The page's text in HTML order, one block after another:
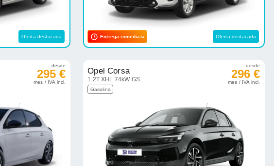
Oferta destacada Entrega inmediata Oferta destacada
desde
295 €
mes / IVA incl.
Opel Corsa
1.2T XHL 74kW GS
Gasolina
desde
296 €
mes / IVA incl.